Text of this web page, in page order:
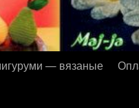
— вязаные